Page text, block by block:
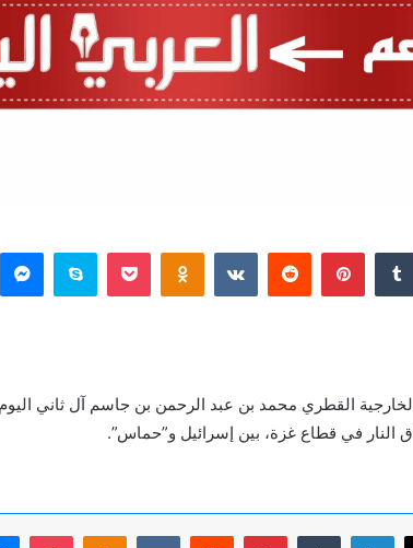
بينتيريست Odnoklassniki
‫Pocketسكايب
القطري محمد بن عبد الرحمن بن جاسم آل ثاني
النار في قطاع غزة، بين إسرائيل و”حماس”.
‫X لينكدإن بينتيريست